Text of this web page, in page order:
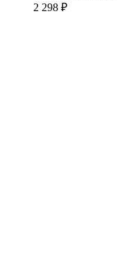
2 298 ₽